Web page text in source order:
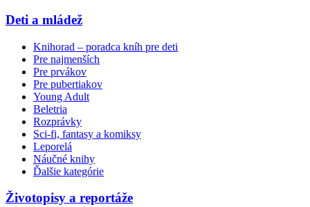
Deti a mládež
Knihorad – poradca kníh pre deti
Pre najmenších
Pre prvákov
Pre pubertiakov
Young Adult
Beletria
Rozprávky
Sci-fi, fantasy a komiksy
Leporelá
Náučné knihy
Ďalšie kategórie
Životopisy a reportáže